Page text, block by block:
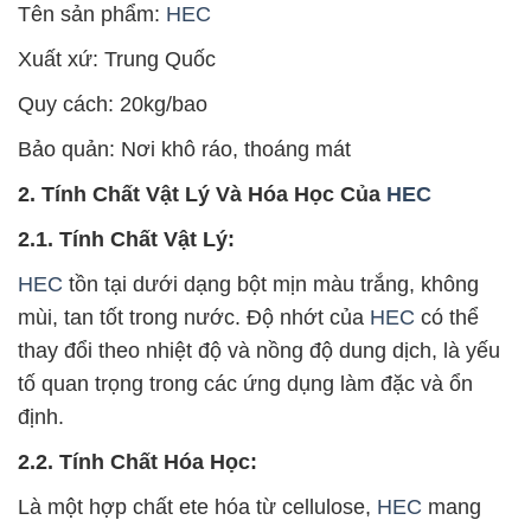
Tên sản phẩm: HEC
Xuất xứ: Trung Quốc
Quy cách: 20kg/bao
Bảo quản: Nơi khô ráo, thoáng mát
2. Tính Chất Vật Lý Và Hóa Học Của HEC
2.1. Tính Chất Vật Lý:
HEC tồn tại dưới dạng bột mịn màu trắng, không
mùi, tan tốt trong nước. Độ nhớt của HEC có thể
thay đổi theo nhiệt độ và nồng độ dung dịch, là yếu
tố quan trọng trong các ứng dụng làm đặc và ổn
định.
2.2. Tính Chất Hóa Học:
Là một hợp chất ete hóa từ cellulose, HEC mang